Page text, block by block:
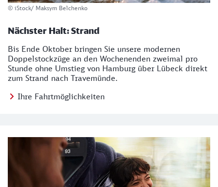
© iStock/ Maksym Belchenko
Nächster Halt: Strand
Bis Ende Oktober bringen Sie unsere modernen
Doppelstockzüge an den Wochenenden zweimal pro
Stunde ohne Umstieg von Hamburg über Lübeck direkt
zum Strand nach Travemünde.
Ihre Fahrtmöglichkeiten